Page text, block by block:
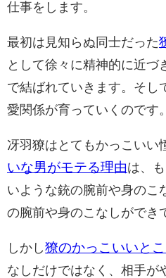
仕事をします。
最初は見知らぬ同士だった
として徐々に精神的に近づ
で結ばれていきます。そし
愛関係が育っていくのです。
冴羽獠はとてもかっこいい
いな男がモテる理由は、
いような銃の腕前や身のこ
の腕前や身のこなしができ
しかし獠のかっこいいと
なしだけではなく、 相手が